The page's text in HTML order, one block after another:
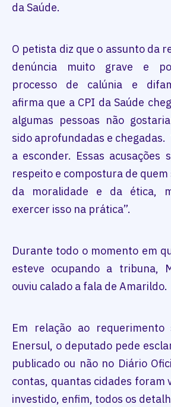
da Saúde.
O petista diz que o assunto da
denúncia muito grave e
processo de calúnia e
afirma que a CPI da Saúde
algumas pessoas não
sido aprofundadas e chegadas.
a esconder. Essas acusações
respeito e compostura de
da moralidade e da ética,
exercer isso na prática”.
Durante todo o momento em
esteve ocupando a tribuna,
ouviu calado a fala de Amarildo.
Em relação ao
Enersul, o deputado pede
publicado ou não no Diário
contas, quantas cidades foram
investido, enfim, todos os